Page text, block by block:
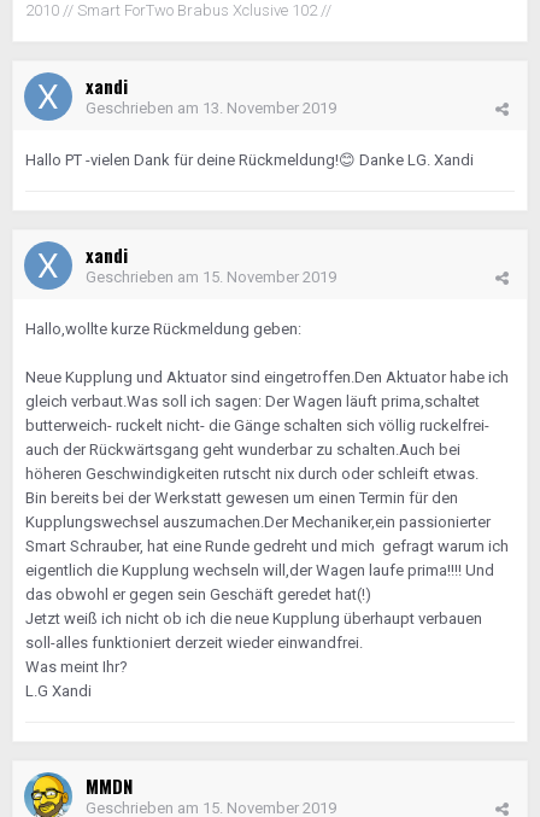
2010 // Smart ForTwo Brabus Xclusive 102 //
xandi
Geschrieben am 13. November 2019
Hallo PT -vielen Dank für deine Rückmeldung!😊 Danke LG. Xandi
xandi
Geschrieben am 15. November 2019
Hallo,wollte kurze Rückmeldung geben:
Neue Kupplung und Aktuator sind eingetroffen.Den Aktuator habe ich
gleich verbaut.Was soll ich sagen: Der Wagen läuft prima,schaltet
butterweich- ruckelt nicht- die Gänge schalten sich völlig ruckelfrei-
auch der Rückwärtsgang geht wunderbar zu schalten.Auch bei
höheren Geschwindigkeiten rutscht nix durch oder schleift etwas.
Bin bereits bei der Werkstatt gewesen um einen Termin für den
Kupplungswechsel auszumachen.Der Mechaniker,ein passionierter
Smart Schrauber, hat eine Runde gedreht und mich gefragt warum ich
eigentlich die Kupplung wechseln will,der Wagen laufe prima!!!! Und
das obwohl er gegen sein Geschäft geredet hat(!)
Jetzt weiß ich nicht ob ich die neue Kupplung überhaupt verbauen
soll-alles funktioniert derzeit wieder einwandfrei.
Was meint Ihr?
L.G Xandi
MMDN
Geschrieben am 15. November 2019